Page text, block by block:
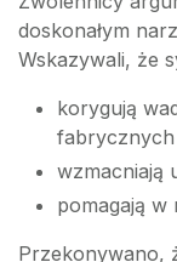
doskonałym
Wskazywali, że
korygują
fabrycznych
wzmacniają
pomagają w
Przekonywano,